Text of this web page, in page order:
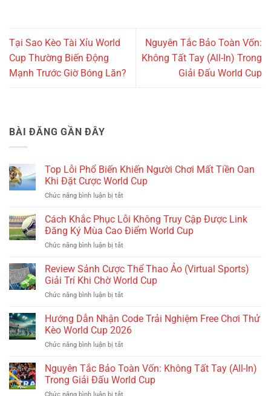
Tại Sao Kèo Tài Xỉu World
Cup Thường Biến Động
Mạnh Trước Giờ Bóng Lăn?
Nguyên Tắc Bảo Toàn Vốn:
Không Tất Tay (All-In) Trong
Giải Đấu World Cup
BÀI ĐĂNG GẦN ĐÂY
Top Lỗi Phổ Biến Khiến Người Chơi Mất Tiền Oan
Khi Đặt Cược World Cup
Chức năng bình luận bị tắt
Lỗi
Phổ
Biến
Khiến
Chơi
Mất
Oan
Đặt
Cược
Cup
Cách Khắc Phục Lỗi Không Truy Cập Được Link
Đăng Ký Mùa Cao Điểm World Cup
Chức năng bình luận bị tắt
Khắc
Phục
Lỗi
Không
Cập
Được
Đăng
Mùa
Cao
Review Sảnh Cược Thể Thao Ảo (Virtual Sports)
Giải Trí Khi Chờ World Cup
Chức năng bình luận bị tắt
Sảnh
Cược
Thể
Thao
(Virtual
Sports)
Hướng Dẫn Nhận Code Trải Nghiệm Free Chơi Thử
Kèo World Cup 2026
Chức năng bình luận bị tắt
Dẫn
Nhận
Code
Nguyên Tắc Bảo Toàn Vốn: Không Tất Tay (All-In)
Trong Giải Đấu World Cup
Chức năng bình luận bị tắt